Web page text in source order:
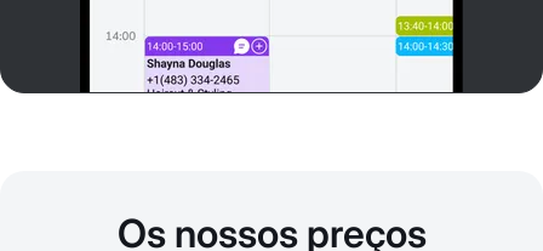
Os nossos preços